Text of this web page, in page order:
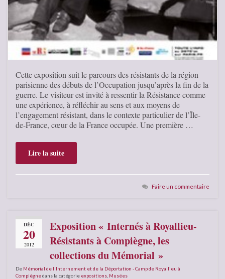
Cette exposition suit le parcours des résistants de la région
parisienne des débuts de l’Occupation jusqu’après la fin de la
guerre. Le visiteur est invité à ressentir la Résistance comme
une expérience, à réfléchir au sens et aux moyens de
l’engagement résistant, dans le contexte particulier de l’Île-
de-France, cœur de la France occupée. Une première …
Lire la suite
Faire un commentaire
DÉC
20
2012
Exposition « Internés à Royallieu-
Résistants à Compiègne, les
collections du Mémorial »
De Mémorial de l'Internement et de la Déportation - Camp de Royallieu à
Compiègnedans la catégorie expositions Musées